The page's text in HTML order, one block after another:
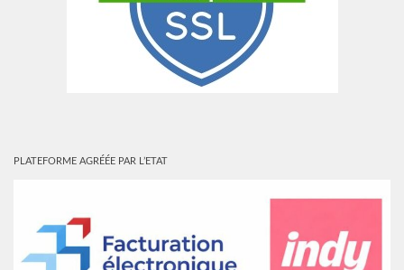
PLATEFORME AGRÉÉE PAR L’ETAT